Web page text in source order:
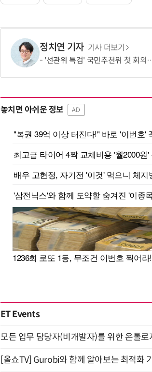
정치연 기자 기사 더보기
'선관위 특검' 국민추천위 첫 회
놓치면 아쉬운 정보 AD
ET Events
모든 업무 담당자(비개발자)를 위한 온톨
[올쇼TV] Gurobi와 함께 알아보는 최적화